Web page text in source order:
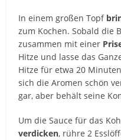
In einem großen Topf
zum Kochen. Sobald die
zusammen mit einer
Hitze und lasse das
Hitze für etwa 20
sich die Aromen schön
gar, aber behält seine
Um die Sauce für das
verdicken, rühre 2